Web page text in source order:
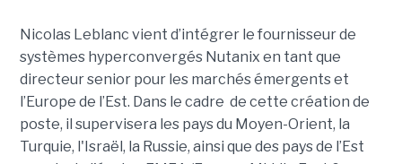
Nicolas Leblanc vient d’intégrer le fournisseur de
systèmes hyperconvergés Nutanix en tant que
directeur senior pour les marchés émergents et
l’Europe de l’Est. Dans le cadre de cette création de
poste, il supervisera les pays du Moyen-Orient, la
Turquie, l'Israël, la Russie, ainsi que des pays de l’Est